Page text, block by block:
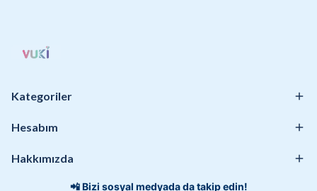
Kategoriler
Hesabım
Hakkımızda
📲 Bizi sosyal medyada da takip edin!